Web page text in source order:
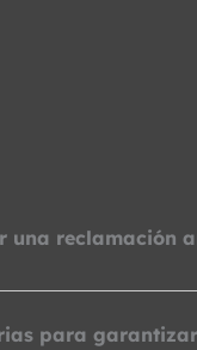
una reclamación
para